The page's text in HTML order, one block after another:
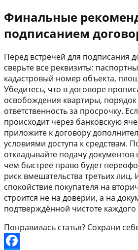
Финальные
подписанием
Перед встречей для подписания
сверьте все реквизиты:
кадастровый номер объекта,
Убедитесь, что в договоре
освобождения квартиры,
ответственность за просрочку.
происходит через банковскую
приложите к договору
условиями доступа к средствам.
откладывайте подачу документов
чем быстрее право будет
риск вмешательства третьих лиц.
спокойствие покупателя на
строится не на доверии, а на
подтверждённой чистоте каждого
Понравилась статья? Сохрани